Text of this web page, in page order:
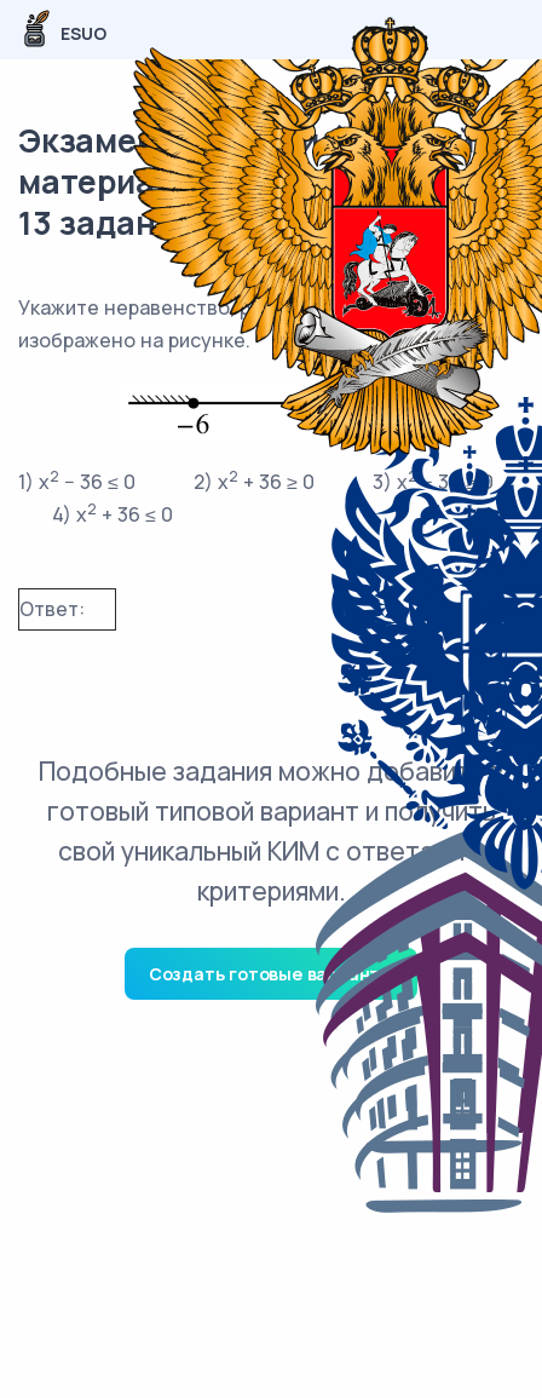
ESUO
Экзаменационный (типовой)
материал ОГЭ / Математика /
13 задания (24) / 86
Укажите неравенство, решение которого
изображено на рисунке.
1) x2 − 36 ≤ 0 2) x2 + 36 ≥ 0 3) x2− 36 ≥ 0
4) x2 + 36 ≤ 0
Ответ:
Подобные задания можно добавить в
готовый типовой вариант и получить
свой уникальный КИМ с ответами и
критериями.
Создать готовые варианты